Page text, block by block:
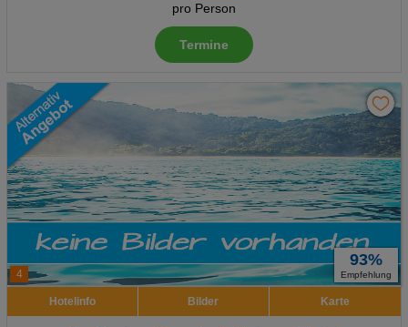
pro Person
Termine
4
93%
Empfehlung
Hotelinfo Bilder Karte